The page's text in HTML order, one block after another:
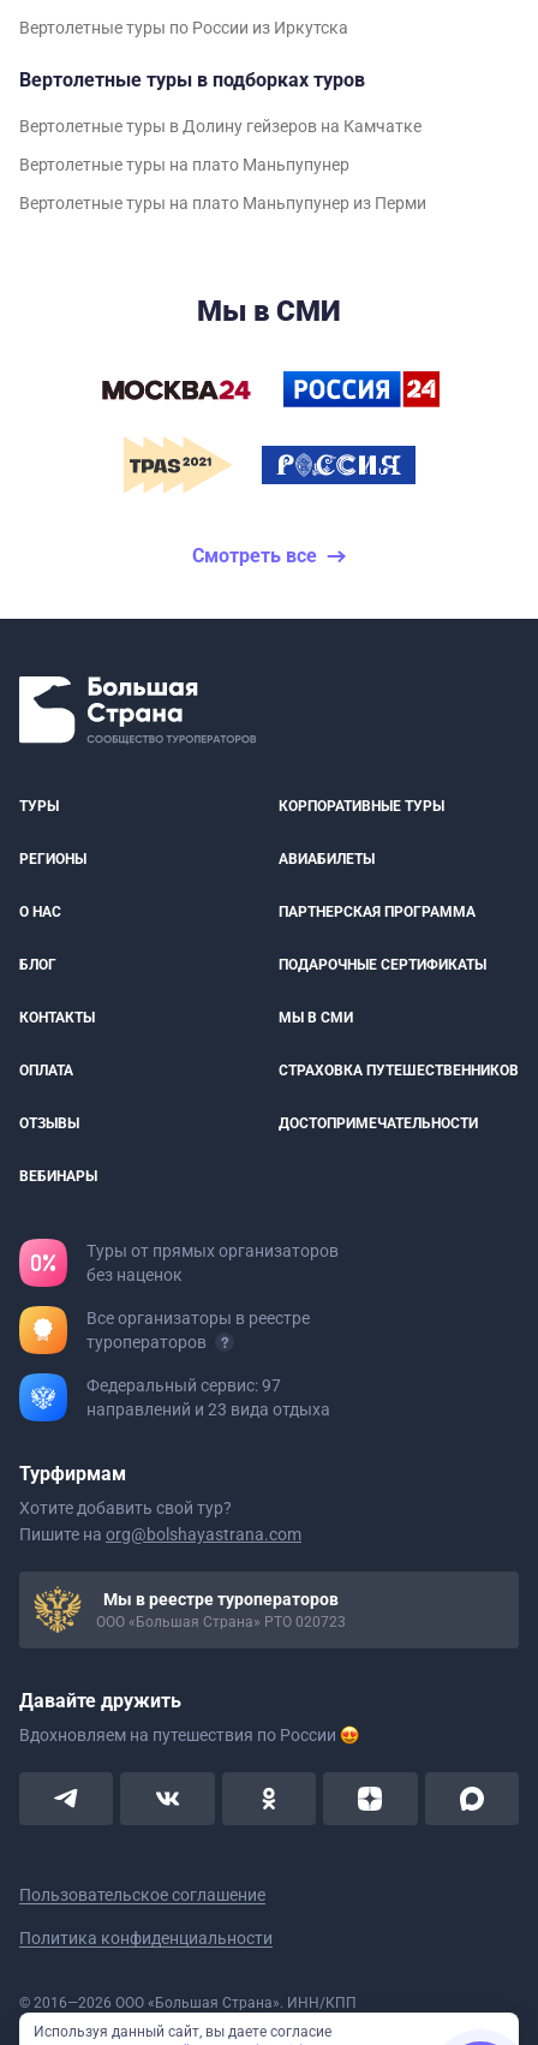
Вертолетные туры по России из Иркутска
Вертолетные туры в подборках туров
Вертолетные туры в Долину гейзеров на Камчатке
Вертолетные туры на плато Маньпупунер
Вертолетные туры на плато Маньпупунер из Перми
Мы в СМИ
Смотреть все
ТУРЫ КОРПОРАТИВНЫЕ ТУРЫ
РЕГИОНЫ АВИАБИЛЕТЫ
О НАС ПАРТНЕРСКАЯ ПРОГРАММА
БЛОГ ПОДАРОЧНЫЕ СЕРТИФИКАТЫ
КОНТАКТЫ МЫ В СМИ
ОПЛАТА СТРАХОВКА ПУТЕШЕСТВЕННИКОВ
ОТЗЫВЫ ДОСТОПРИМЕЧАТЕЛЬНОСТИ
ВЕБИНАРЫ
Туры от прямых организаторов
без наценок
Все организаторы в реестре
туроператоров
Федеральный сервис: 97
направлений и 23 вида отдыха
Турфирмам
Хотите добавить свой тур?
Пишите на org@bolshayastrana.com
Мы в реестре туроператоров
ООО «Большая Страна» РТО 020723
Давайте дружить
Вдохновляем на путешествия по России
Пользовательское соглашение
Политика конфиденциальности
© 2016—2026 ООО «Большая Страна». ИНН/КПП
5908078160/590801001 ОГРН 1185958020533
Номер в реестре Роскомнадзора № 59-18-006319 (Приказ № 321 от
Используя данный сайт, вы даете согласие